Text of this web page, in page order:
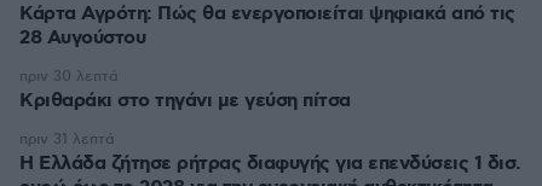
Κάρτα Αγρότη: Πώς θα ενεργοποιείται ψηφιακά από τις
28 Αυγούστου
Κριθαράκι στο τηγάνι με γεύση πίτσα
πριν 30 λεπτά
Η Ελλάδα ζήτησε ρήτρας διαφυγής για επενδύσεις 1 δισ.
πριν 31 λεπτά